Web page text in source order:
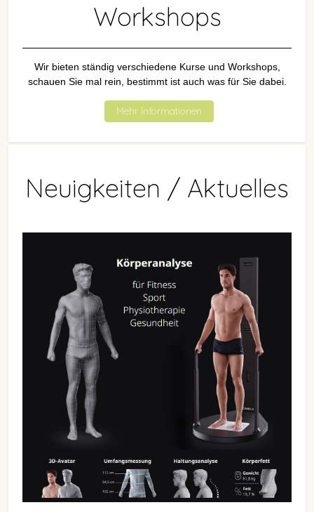
Workshops
Wir bieten ständig verschiedene Kurse und Workshops,
schauen Sie mal rein, bestimmt ist auch was für Sie dabei.
Mehr Informationen
Neuigkeiten / Aktuelles